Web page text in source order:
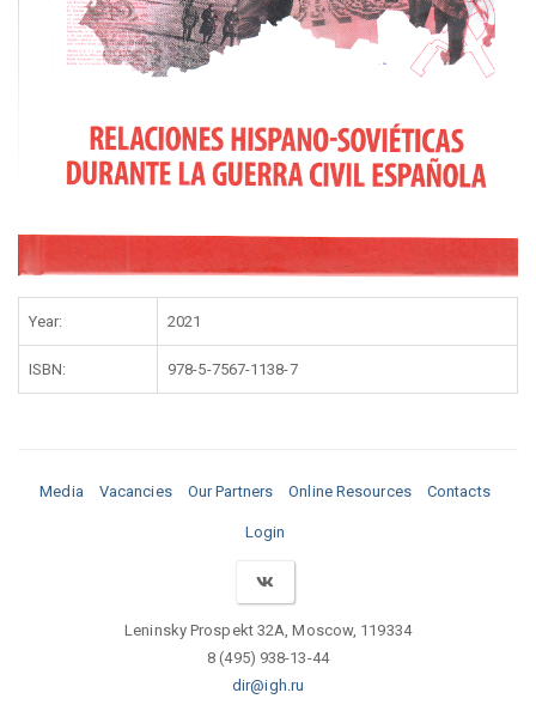
Year: 2021
ISBN: 978-5-7567-1138-7
Media Vacancies Our Partners Online Resources Contacts
Login
Leninsky Prospekt 32A, Moscow, 119334
8 (495) 938-13-44
dir@igh.ru